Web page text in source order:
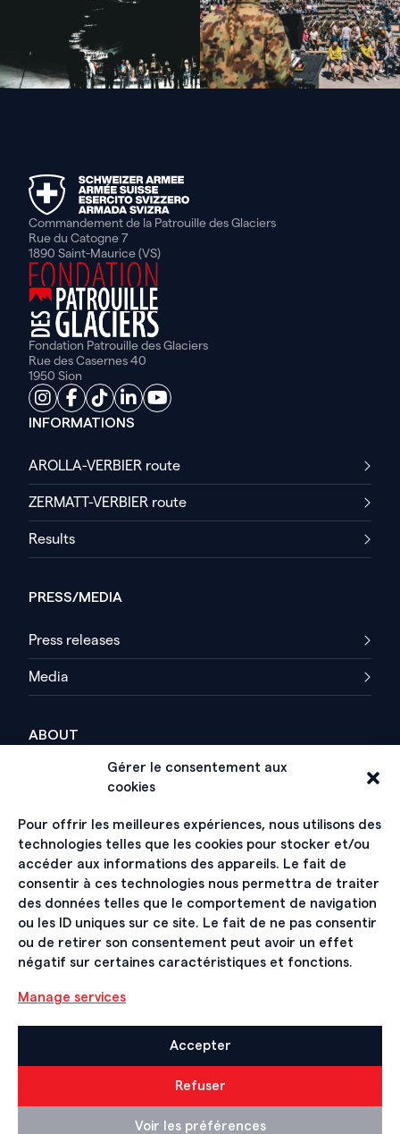
Gérer le consentement aux
cookies
Pour offrir les meilleures expériences, nous utilisons des
technologies telles que les cookies pour stocker et/ou
accéder aux informations des appareils. Le fait de
consentir à ces technologies nous permettra de traiter
des données telles que le comportement de navigation
ou les ID uniques sur ce site. Le fait de ne pas consentir
ou de retirer son consentement peut avoir un effet
négatif sur certaines caractéristiques et fonctions.
Manage services
Accepter
Refuser
Voir les préférences
Commandement de la Patrouille des Glaciers
Rue du Catogne 7
1890 Saint-Maurice (VS)
Fondation Patrouille des Glaciers
Rue des Casernes 40
1950 Sion
INFORMATIONS
AROLLA-VERBIER route
ZERMATT-VERBIER route
Results
PRESS/MEDIA
Press releases
Media
ABOUT
Hall of Fame
SIGN UP FOR THE NEWSLETTER
Contact
Impressum et Mentions légales